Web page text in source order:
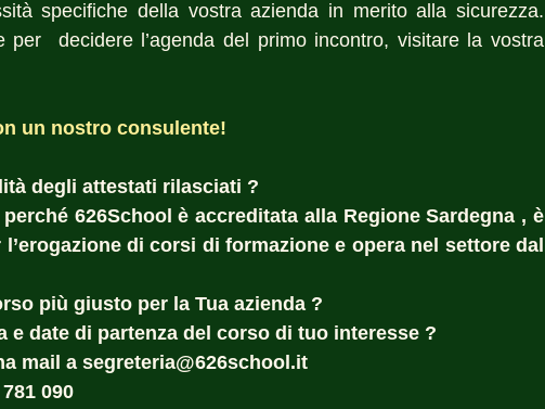
specifiche della vostra azienda in merito alla sicurezza.
per  decidere l’agenda del primo incontro, visitare la vostra
un nostro consulente!
degli attestati rilasciati ?
626School è accreditata alla Regione Sardegna , è
di corsi di formazione e opera nel settore dal
più giusto per la Tua azienda ?
e date di partenza del corso di tuo interesse ?
mail a segreteria@626school.it
090